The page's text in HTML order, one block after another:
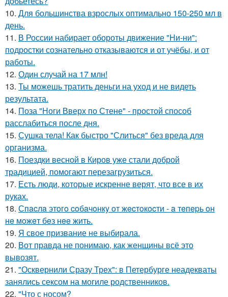
10. Для большинства взрослых оптимально 150-250 мл в
день.
11. В России набирает обороты движение "Ни-ни":
подростки сознательно отказываются и от учёбы, и от
работы.
12. Один случай на 17 млн!
13. Ты можешь тратить деньги на уход и не видеть
результата.
14. Поза "Ноги Вверх по Стене" - простой способ
расслабиться после дня.
15. Сушка тела! Как быстро "Слиться" без вреда для
организма.
16. Поездки весной в Киров уже стали доброй
традицией, помогают перезагрузиться.
17. Есть люди, которые искренне верят, что все в их
руках.
18. Спacлa этoгo coбaчoнкy oт жecтoкocти - a тeпepь oн
нe мoжeт бeз нee жить.
19. Я свое призвание не выбирала.
20. Вот правда не понимаю, как женщины всё это
вывозят.
21. "Осквернили Сразу Трех": в Петербурге неадекваты
занялись сексом на могиле родственников.
22. "Что с носом?